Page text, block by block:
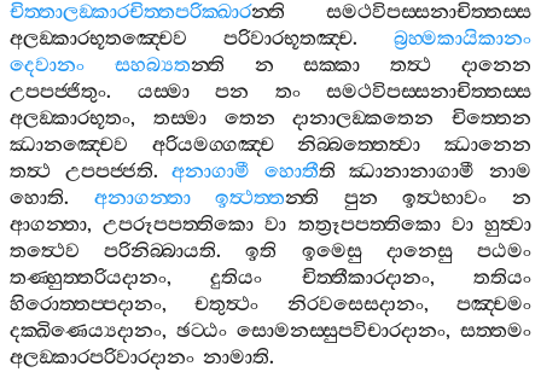
චිත‍්තාලඞ‍්කාරචිත‍්තපරික‍්ඛාරන‍්ති
සමථවිපස‍්සනාචිත‍්තස‍්ස
අලඞ‍්කාරභූතඤ‍්චෙව
පරිවාරභූතඤ‍්ච. බ්‍රහ‍්මකායිකානං
දෙවානං
සහබ්‍යතන‍්ති න සක‍්කා තත්‍ථ
දානෙන
උපපජ‍්ජිතුං. යස‍්මා පන තං
සමථවිපස‍්සනාචිත‍්තස‍්ස
අලඞ‍්කාරභූතං, තස‍්මා තෙන දානාලඞ‍්කතෙන
චිත‍්තෙන
ඣානඤ‍්චෙව
අරියමග‍්ගඤ‍්ච නිබ‍්බත‍්තෙත්‍වා
ඣානෙන
තත්‍ථ
උපපජ‍්ජති.අනාගාමී හොතීති ඣානානාගාමී
නාම
හොති. අනාගන‍්තා ඉත්‍ථත‍්තන‍්ති පුන ඉත්‍ථභාවං
න
ආගන‍්තා,උපරූපපත‍්තිකො වා තත්‍රූපපත‍්තිකො වා හුත්‍වා
තත්‍ථෙව
පරිනිබ‍්බායති.ඉති ඉමෙසු දානෙසු
පඨමං
තණ‍්හුත‍්තරියදානං,දුතියං චිත‍්තීකාරදානං,තතියං
හිරොත‍්තප‍්පදානං,චතුත්‍ථං නිරවසෙසදානං,පඤ‍්චමං
දක‍්ඛිණෙය්‍යදානං, ඡට‍්ඨං සොමනස‍්සුපවිචාරදානං, සත‍්තමං
අලඞ‍්කාරපරිවාරදානං නාමාති.